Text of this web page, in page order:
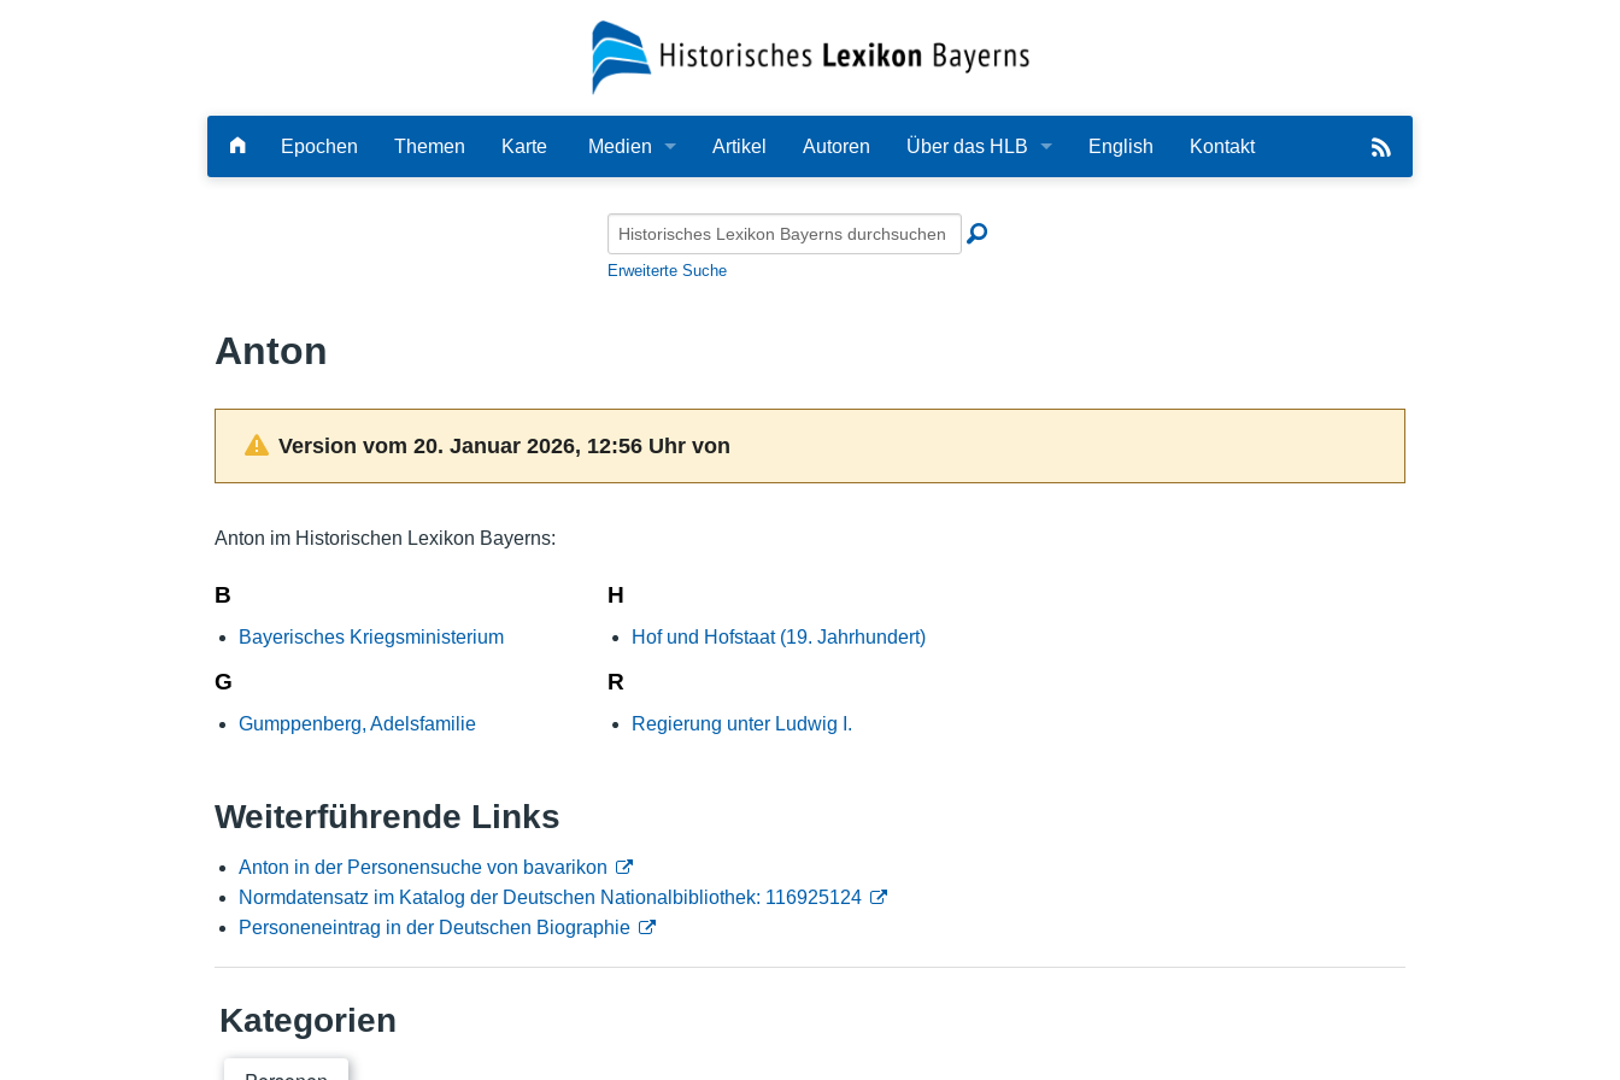
Epochen Themen Karte Medien
Audio
Artikel Autoren Über das HLB
Redaktion
English Kontakt
Erweiterte Suche
Anton
Version vom 20. Januar 2026, 12:56 Uhr von
Anton im Historischen Lexikon Bayerns:
B
Bayerisches Kriegsministerium
G
Gumppenberg, Adelsfamilie
H
Hof und Hofstaat (19. Jahrhundert)
R
Regierung unter Ludwig I.
Weiterführende Links
Anton in der Personensuche von bavarikon
Normdatensatz im Katalog der Deutschen Nationalbibliothek: 116925124
Personeneintrag in der Deutschen Biographie
Kategorien